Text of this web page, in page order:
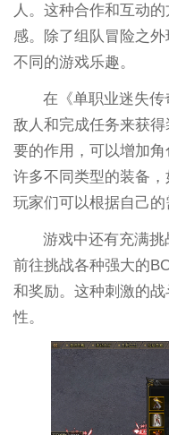
人。这种合作和互动
感。除了组队冒险之
不同的游戏乐趣。
在《单职业迷失
敌人和完成任务来获
要的作用，可以增加
许多不同类型的装备
玩家们可以根据自己的
游戏中还有充满挑
前往挑战各种强大的
和奖励。这种刺激的
性。